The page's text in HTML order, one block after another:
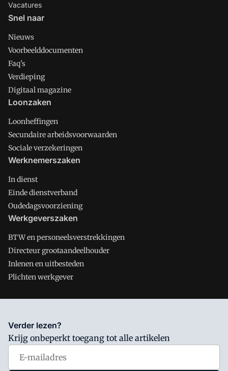
Vacatures
Snel naar
Nieuws
Voorbeelddocumenten
Faq's
Verdieping
Digitaal magazine
Loonzaken
Loonheffingen
Secundaire arbeidsvoorwaarden
Sociale verzekeringen
Werknemerszaken
In dienst
Einde dienstverband
Oudedagsvoorziening
Werkgeverszaken
BTW en personeelsverstrekkingen
Directeur grootaandeelhouder
Inlenen en uitbesteden
Plichten werkgever
Salarisnet is onderdeel van VMN media. Lees in
waar VMN media voor staat. Op gebruik van deze site zijn de
volgende regelingen van toepassing:Algemene Voorwaarden
Privacy en Cookie beleid
Verder lezen?
Krijg onbeperkt toegang tot alle artikelen